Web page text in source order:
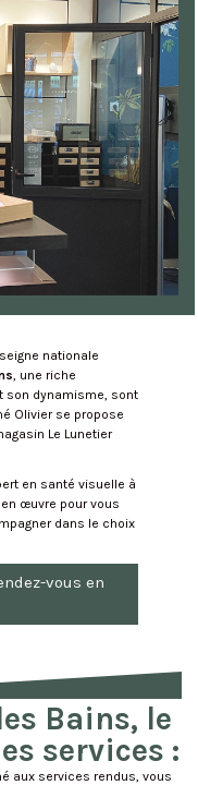
nationale
, une riche
son dynamisme, sont
Olivier se propose
Le Lunetier
en santé visuelle à
œuvre pour vous
dans le choix
vous en
Bains, le
services :
aux services rendus, vous